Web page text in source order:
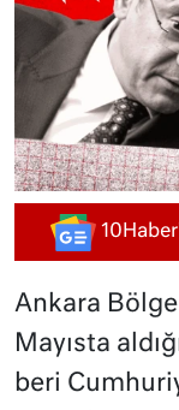
Ankara
Mayısta
beri